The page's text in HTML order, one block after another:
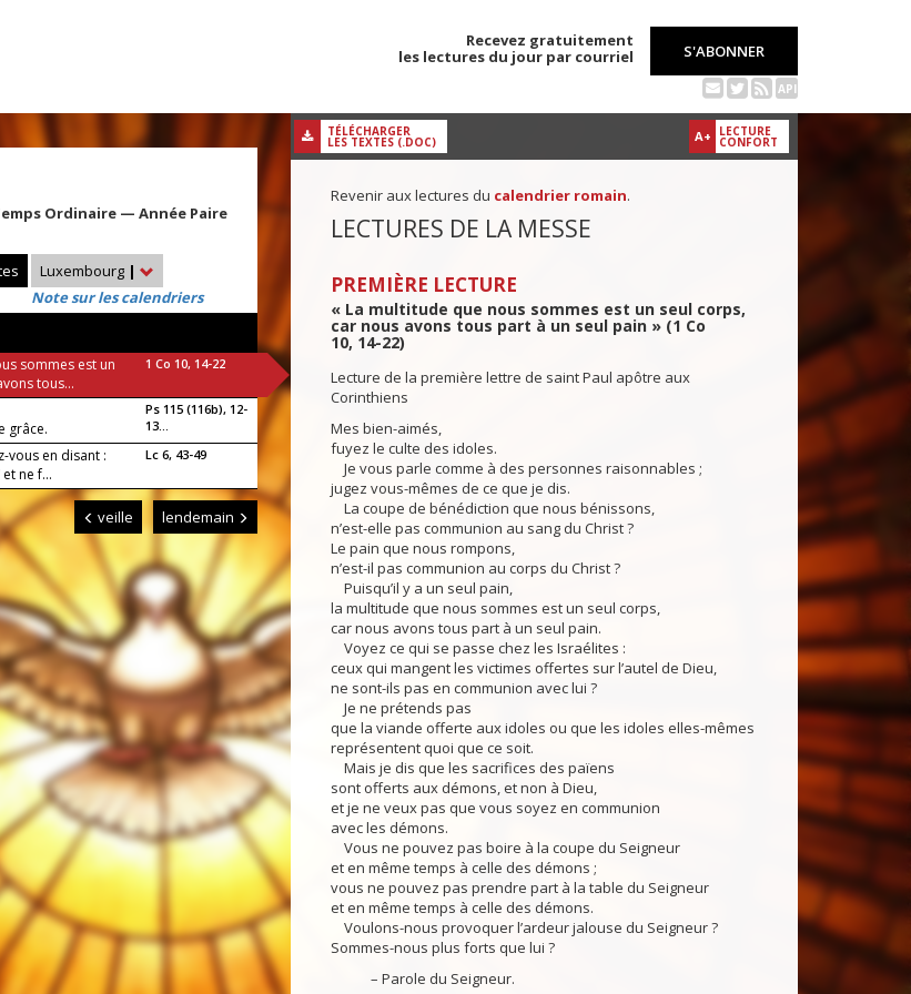
Recevez gratuitement
les lectures du jour par courriel
S'ABONNER
API
Ordinaire — Année Paire
Luxembourg |
Note sur les calendriers
sommes est un
tous...
1 Co 10, 14-22
grâce.
Ps 115 (116b), 12-
13...
vous en disant :
et ne f...
Lc 6, 43-49
veille lendemain
A+ LECTURE
CONFORT
TÉLÉCHARGER
LES TEXTES (.DOC)
Revenir aux lectures du calendrier romain.
LECTURES DE LA MESSE
PREMIÈRE LECTURE
« La multitude que nous sommes est un seul corps,
car nous avons tous part à un seul pain » (1 Co
10, 14-22)
Lecture de la première lettre de saint Paul apôtre aux
Corinthiens
Mes bien-aimés,
fuyez le culte des idoles.
Je vous parle comme à des personnes raisonnables ;
jugez vous-mêmes de ce que je dis.
La coupe de bénédiction que nous bénissons,
n’est-elle pas communion au sang du Christ ?
Le pain que nous rompons,
n’est-il pas communion au corps du Christ ?
Puisqu’il y a un seul pain,
la multitude que nous sommes est un seul corps,
car nous avons tous part à un seul pain.
Voyez ce qui se passe chez les Israélites :
ceux qui mangent les victimes offertes sur l’autel de Dieu,
ne sont-ils pas en communion avec lui ?
Je ne prétends pas
que la viande offerte aux idoles ou que les idoles elles-mêmes
représentent quoi que ce soit.
Mais je dis que les sacrifices des païens
sont offerts aux démons, et non à Dieu,
et je ne veux pas que vous soyez en communion
avec les démons.
Vous ne pouvez pas boire à la coupe du Seigneur
et en même temps à celle des démons ;
vous ne pouvez pas prendre part à la table du Seigneur
et en même temps à celle des démons.
Voulons-nous provoquer l’ardeur jalouse du Seigneur ?
Sommes-nous plus forts que lui ?
– Parole du Seigneur.